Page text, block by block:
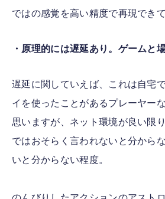
ではの感覚を高い精度で再現でき
・原理的には遅延あり。ゲームと
遅延に関していえば、これは自宅
イを使ったことがあるプレーヤー
思いますが、ネット環境が良い限
ではおそらく言われないと分から
いと分からない程度。